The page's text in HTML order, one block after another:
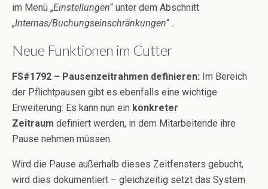
im Menü „Einstellungen“ unter dem Abschnitt
„Internas/Buchungseinschränkungen“ .
Neue Funktionen im Cutter
FS#1792 – Pausenzeitrahmen definieren: Im Bereich
der Pflichtpausen gibt es ebenfalls eine wichtige
Erweiterung: Es kann nun ein konkreter
Zeitraum definiert werden, in dem Mitarbeitende ihre
Pause nehmen müssen.
Wird die Pause außerhalb dieses Zeitfensters gebucht,
wird dies dokumentiert – gleichzeitig setzt das System